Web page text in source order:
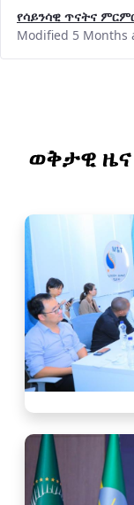
የሳይንሳዊ ጥናትና
Modified 5 Months
ወቅታዊ ዜና